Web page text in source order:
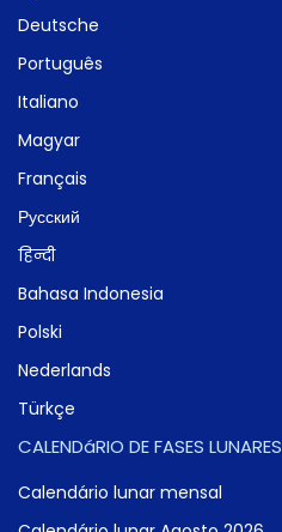
Deutsche
Português
Italiano
Magyar
Français
Русский
हिन्दी
Bahasa Indonesia
Polski
Nederlands
Türkçe
CALENDáRIO DE FASES LUNARES
Calendário lunar mensal